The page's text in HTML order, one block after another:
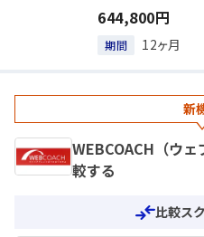
644,800円
期間 12ヶ月
新
WEBCOACH（ウ
較する
比較ス